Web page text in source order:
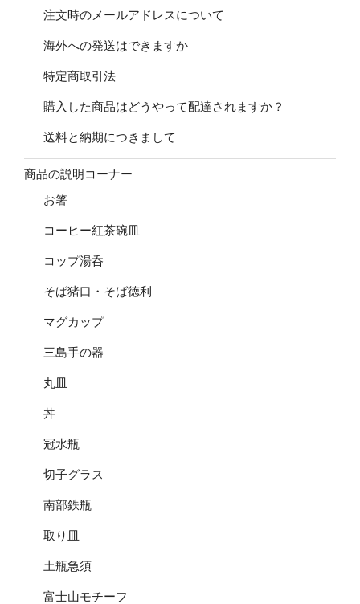
注文時のメールアドレスについて
海外への発送はできますか
特定商取引法
購入した商品はどうやって配達されますか？
送料と納期につきまして
商品の説明コーナー
お箸
コーヒー紅茶碗皿
コップ湯呑
そば猪口・そば徳利
マグカップ
三島手の器
丸皿
丼
冠水瓶
切子グラス
南部鉄瓶
取り皿
土瓶急須
富士山モチーフ